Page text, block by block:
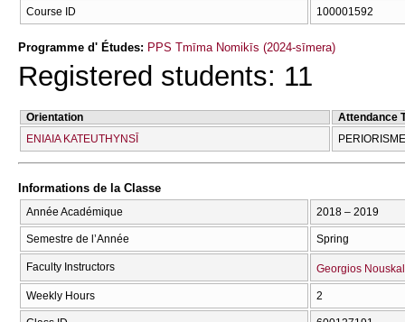
Course ID 100001592
Programme d' Études: PPS Tmīma Nomikīs (2024-sīmera)
Registered students: 11
Orientation
Attendance
ENIAIA KATEUTHYNSĪ
Informations de la Classe
Année Académique 2018 – 2019
Semestre de l’Année Spring
Faculty Instructors Georgios
Weekly Hours 2